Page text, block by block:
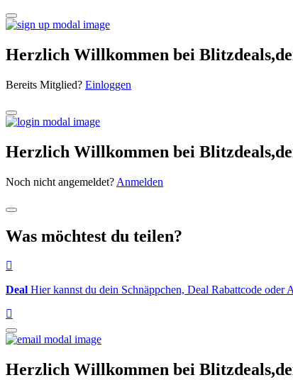
Herzlich Willkommen bei
Bereits Mitglied? Einloggen
Herzlich Willkommen bei
Noch nicht angemeldet? Anmelden
Was möchtest du teilen?
Deal Hier kannst du dein Schnäppchen, Deal Rabattcode oder
Herzlich Willkommen bei